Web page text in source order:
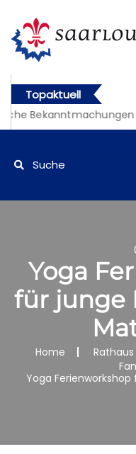
Topaktuell
Bekanntmachungen
Yoga
für junge
Home Rathaus
Yoga